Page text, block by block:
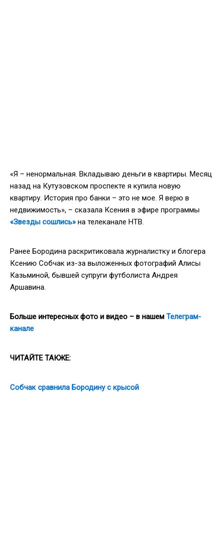
«Я – ненормальная. Вкладываю деньги в квартиры. Месяц
назад на Кутузовском проспекте я купила новую
квартиру. История про банки – это не мое. Я верю в
недвижимость», – сказала Ксения в эфире программы
«Звезды сошлись»на телеканале НТВ.
Ранее Бородина раскритиковала журналистку и блогера
Ксению Собчак из-за выложенных фотографий Алисы
Казьминой, бывшей супруги футболиста Андрея
Аршавина.
Больше интересных фото и видео – в нашем Телеграм-
канале
ЧИТАЙТЕ ТАКЖЕ:
Собчак сравнила Бородину с крысой